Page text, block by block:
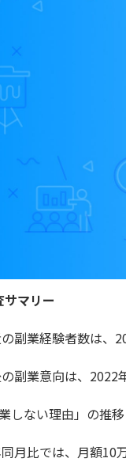
サマリー
副業経験者数は、
副業意向は、2022
しない理由」の推
月比では、月額10